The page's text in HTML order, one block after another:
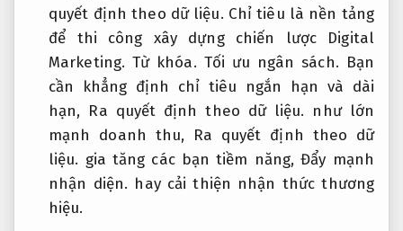
quyết định theo dữ liệu. Chỉ tiêu là nền tảng
để thi công xây dựng chiến lược Digital
Marketing.Từ khóa. Tối ưu ngân sách. Bạn
cần khẳng định chỉ tiêu ngắn hạn và dài
hạn, Ra quyết định theo dữ liệu. như lớn
mạnh doanh thu, Ra quyết định theo dữ
liệu. gia tăng các bạn tiềm năng,Đẩy mạnh
nhận diện. hay cải thiện nhận thức thương
hiệu.